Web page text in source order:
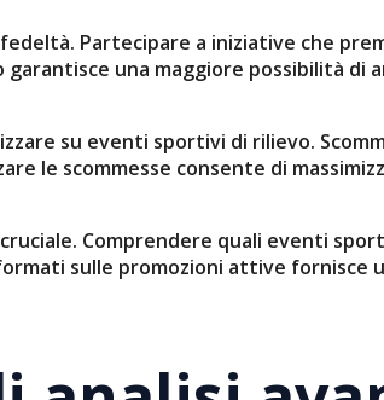
Partecipare a iniziative che
una maggiore possibilità di
su eventi sportivi di rilievo.
le scommesse consente di
Comprendere quali eventi
sulle promozioni attive